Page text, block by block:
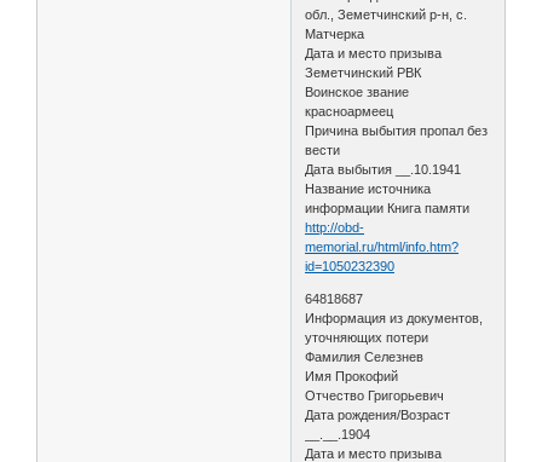
обл., Земетчинский р-н, с.
Матчерка
Дата и место призыва
Земетчинский РВК
Воинское звание
красноармеец
Причина выбытия пропал без
вести
Дата выбытия __.10.1941
Название источника
информации Книга памяти
http://obd-
memorial.ru/html/info.htm?
id=1050232390
64818687
Информация из документов,
уточняющих потери
Фамилия Селезнев
Имя Прокофий
Отчество Григорьевич
Дата рождения/Возраст
__.__.1904
Дата и место призыва